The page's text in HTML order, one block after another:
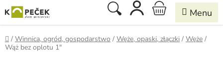
do
treści
Szukaj KOSZYK
Home
/ Winnica, ogród, gospodarstwo / Węże, opaski, złączki / Węże /
Wąż bez oplotu 1"